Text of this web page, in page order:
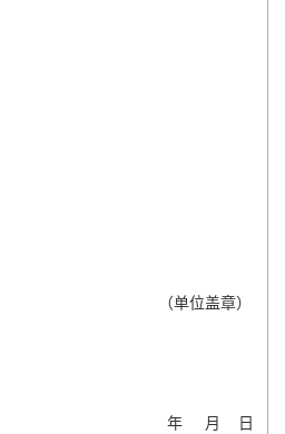
（单位盖章）
年 月 日